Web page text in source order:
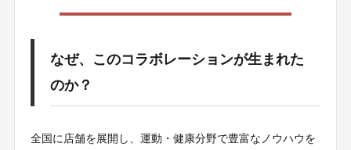
なぜ、このコラボレーションが生まれた
のか？
全国に店舗を展開し、運動・健康分野で豊富なノウハウを